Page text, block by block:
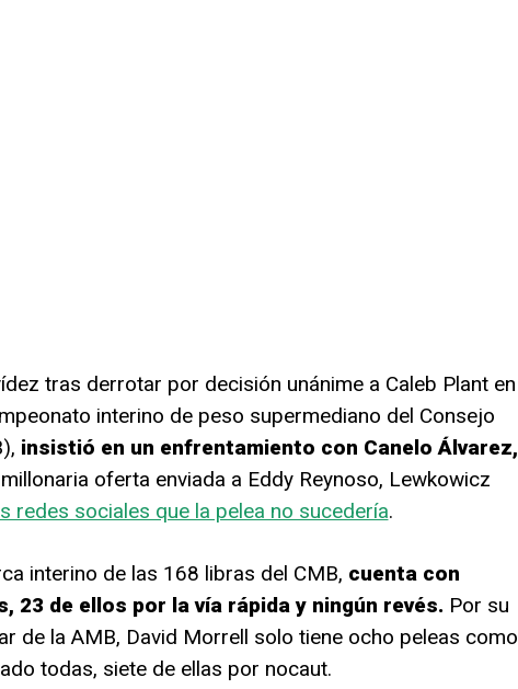
tras derrotar por decisión unánime a Caleb Plant en
interino de peso supermediano del Consejo
insistió en un enfrentamiento con Canelo Álvarez,
oferta enviada a Eddy Reynoso, Lewkowicz
redes sociales que la pelea no sucedería.
interino de las 168 libras del CMB, cuenta con
23 de ellos por la vía rápida y ningún revés. Por su
de la AMB, David Morrell solo tiene ocho peleas como
todas, siete de ellas por nocaut.